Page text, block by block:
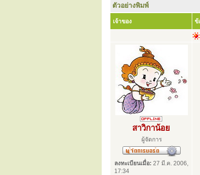
ตัวอย่างพิมพ์
เจ้าของ ข้
สาวิกาน้อย
ผู้จัดการ
ลงทะเบียนเมื่อ: 27 มี.ค. 2006,
17:34